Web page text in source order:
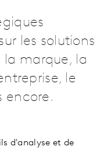
les solutions
marque, la
le
encore.
d'analyse et de